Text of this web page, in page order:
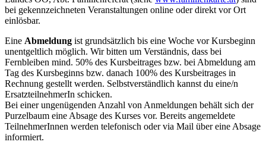
bei gekennzeichneten Veranstaltungen online oder direkt vor Ort
einlösbar.
Eine Abmeldung ist grundsätzlich bis eine Woche vor Kursbeginn
unentgeltlich möglich. Wir bitten um Verständnis, dass bei
Fernbleiben mind. 50% des Kursbeitrages bzw. bei Abmeldung am
Tag des Kursbeginns bzw. danach 100% des Kursbeitrages in
Rechnung gestellt werden. Selbstverständlich kannst du eine/n
ErsatzteilnehmerIn schicken.
Bei einer ungenügenden Anzahl von Anmeldungen behält sich der
Purzelbaum eine Absage des Kurses vor. Bereits angemeldete
TeilnehmerInnen werden telefonisch oder via Mail über eine Absage
informiert.